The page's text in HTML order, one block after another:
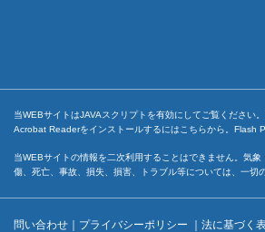
当WEBサイトはJAVAスクリプトを有効にしてご覧くださ
Acrobat Readerをインストールするには こちらから。Flash
当WEBサイトの情報を二次利用することはできません。気
傷、死亡、事故、損失、損害、トラブル等については、一
問い合わせ ｜ プライバシーポリシー ｜ 法に基づく